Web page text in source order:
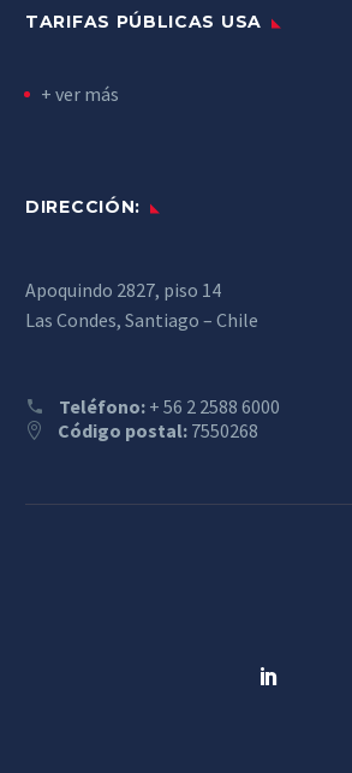
TARIFAS PÚBLICAS USA
+ ver más
DIRECCIÓN:
Apoquindo 2827, piso 14
Las Condes, Santiago – Chile
Teléfono: + 56 2 2588 6000
Código postal: 7550268